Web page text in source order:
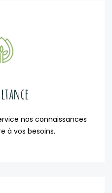
nos connaissances
à vos besoins.